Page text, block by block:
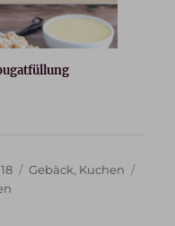
Kategorien
Gebäck, Kuchen